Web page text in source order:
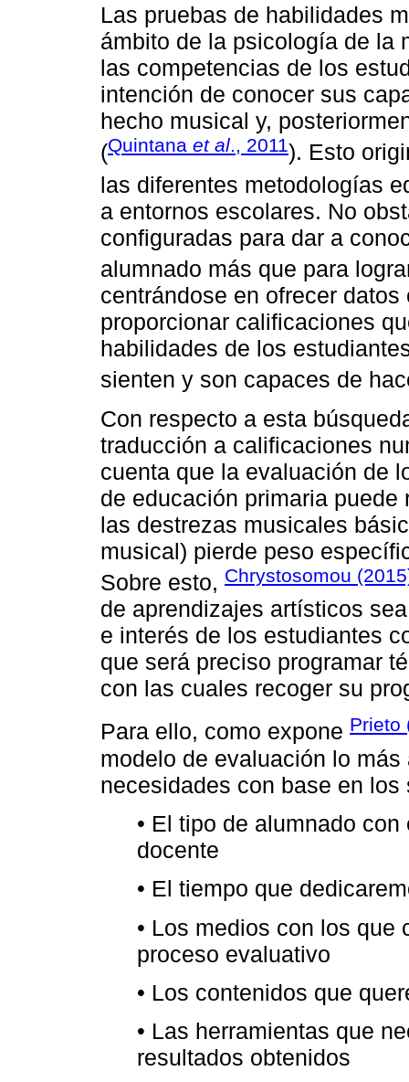
Las pruebas de habilidades
ámbito de la psicología de la
las competencias de los
intención de conocer sus
hecho musical y,
(Quintana et al ., 2011). Esto
las diferentes metodologías
a entornos escolares. No
configuradas para dar a
alumnado más que para
centrándose en ofrecer
proporcionar calificaciones
habilidades de los
sienten y son capaces de
Con respecto a esta
traducción a calificaciones
cuenta que la evaluación de
de educación primaria
las destrezas musicales
musical) pierde peso
Sobre esto, Chrystosomou
de aprendizajes artísticos
e interés de los estudiantes
que será preciso programar
con las cuales recoger su
Para ello, como expone Prieto
modelo de evaluación lo
necesidades con base en
• El tipo de alumnado
docente
• El tiempo que
• Los medios con los que
proceso evaluativo
• Los contenidos que
• Las herramientas que
resultados obtenidos